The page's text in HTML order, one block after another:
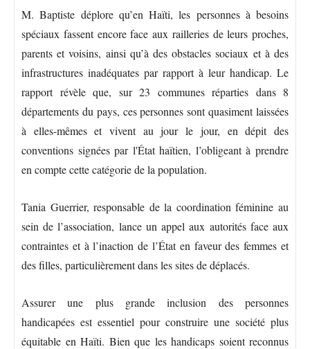
M. Baptiste déplore qu’en Haïti, les personnes à besoins
spéciaux fassent encore face aux railleries de leurs proches,
parents et voisins, ainsi qu’à des obstacles sociaux et à des
infrastructures inadéquates par rapport à leur handicap. Le
rapport révèle que, sur 23 communes réparties dans 8
départements du pays, ces personnes sont quasiment laissées
à elles-mêmes et vivent au jour le jour, en dépit des
conventions signées par l'État haïtien, l’obligeant à prendre
en compte cette catégorie de la population.
Tania Guerrier, responsable de la coordination féminine au
sein de l’association, lance un appel aux autorités face aux
contraintes et à l’inaction de l’État en faveur des femmes et
des filles, particulièrement dans les sites de déplacés.
Assurer une plus grande inclusion des personnes
handicapées est essentiel pour construire une société plus
équitable en Haïti. Bien que les handicaps soient reconnus